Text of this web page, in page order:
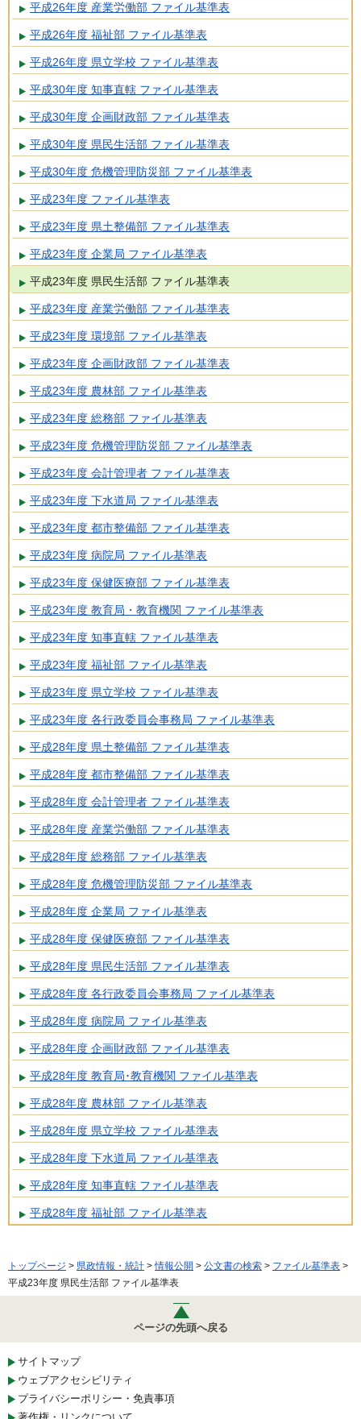
平成26年度 産業労働部 ファイル基準表
平成26年度 福祉部 ファイル基準表
平成26年度 県立学校 ファイル基準表
平成30年度 知事直轄 ファイル基準表
平成30年度 企画財政部 ファイル基準表
平成30年度 県民生活部 ファイル基準表
平成30年度 危機管理防災部 ファイル基準表
平成23年度 ファイル基準表
平成23年度 県土整備部 ファイル基準表
平成23年度 企業局 ファイル基準表
平成23年度 県民生活部 ファイル基準表
平成23年度 産業労働部 ファイル基準表
平成23年度 環境部 ファイル基準表
平成23年度 企画財政部 ファイル基準表
平成23年度 農林部 ファイル基準表
平成23年度 総務部 ファイル基準表
平成23年度 危機管理防災部 ファイル基準表
平成23年度 会計管理者 ファイル基準表
平成23年度 下水道局 ファイル基準表
平成23年度 都市整備部 ファイル基準表
平成23年度 病院局 ファイル基準表
平成23年度 保健医療部 ファイル基準表
平成23年度 教育局・教育機関 ファイル基準表
平成23年度 知事直轄 ファイル基準表
平成23年度 福祉部 ファイル基準表
平成23年度 県立学校 ファイル基準表
平成23年度 各行政委員会事務局 ファイル基準表
平成28年度 県土整備部 ファイル基準表
平成28年度 都市整備部 ファイル基準表
平成28年度 会計管理者 ファイル基準表
平成28年度 産業労働部 ファイル基準表
平成28年度 総務部 ファイル基準表
平成28年度 危機管理防災部 ファイル基準表
平成28年度 企業局 ファイル基準表
平成28年度 保健医療部 ファイル基準表
平成28年度 県民生活部 ファイル基準表
平成28年度 各行政委員会事務局 ファイル基準表
平成28年度 病院局 ファイル基準表
平成28年度 企画財政部 ファイル基準表
平成28年度 教育局･教育機関 ファイル基準表
平成28年度 農林部 ファイル基準表
平成28年度 県立学校 ファイル基準表
平成28年度 下水道局 ファイル基準表
平成28年度 知事直轄 ファイル基準表
平成28年度 福祉部 ファイル基準表
トップページ > 県政情報・統計 >情報公開 > 公文書の検索 > ファイル基準表 >
平成23年度 県民生活部 ファイル基準表
ページの先頭へ戻る
サイトマップ
ウェブアクセシビリティ
プライバシーポリシー・免責事項